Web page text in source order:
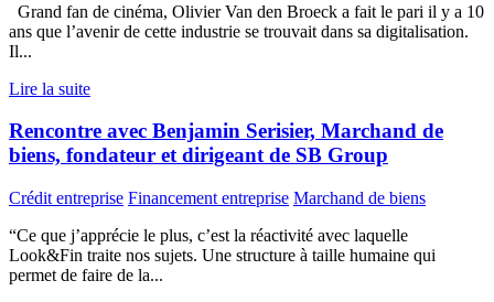
Grand fan de cinéma, Olivier Van den Broeck a fait le pari il y a 10
ans que l’avenir de cette industrie se trouvait dans sa digitalisation.
Il...
Lire la suite
Rencontre avec Benjamin Serisier, Marchand de
biens, fondateur et dirigeant de SB Group
Crédit entreprise Financement entreprise Marchand de biens
“Ce que j’apprécie le plus, c’est la réactivité avec laquelle
Look&Fin traite nos sujets. Une structure à taille humaine qui
permet de faire de la...